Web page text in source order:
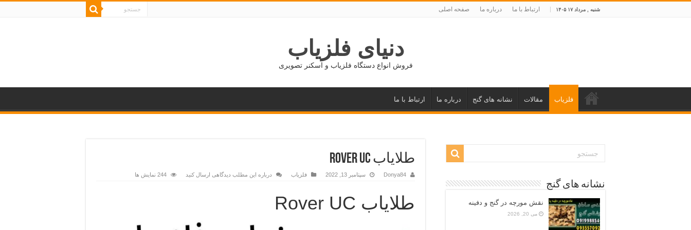
شنبه , مرداد ۱۷ ۱۴۰۵ ارتباط با ما درباره ما صفحه اصلی
دنیای فلزیاب
فروش انواع دستگاه فلزیاب و اسکنر تصویری
فلزیاب مقالات نشانه های گنج درباره ما ارتباط با ما
طلایاب Rover UC
Donya84 سپتامبر 13, 2022 فلزیاب درباره این مطلب دیدگاهی ارسال کنید 244 نمایش ها
طلایاب Rover UC
نشانه های گنج
نقش مورچه در گنج و دفینه
می 20, 2026